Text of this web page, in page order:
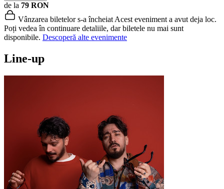
de la 79 RON
Vânzarea biletelor s-a încheiat Acest eveniment a avut deja loc.
Poți vedea în continuare detaliile, dar biletele nu mai sunt
disponibile. Descoperă alte evenimente
Line-up